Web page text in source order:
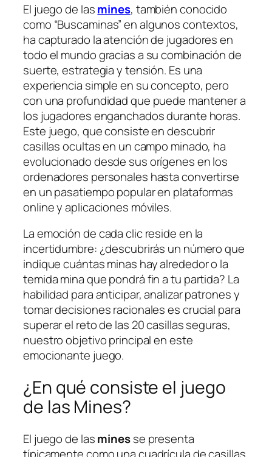
El juego de lasmines, también conocido
como “Buscaminas” en algunos contextos,
ha capturado la atención de jugadores en
todo el mundo gracias a su combinación de
suerte, estrategia y tensión. Es una
experiencia simple en su concepto, pero
con una profundidad que puede mantener a
los jugadores enganchados durante horas.
Este juego, que consiste en descubrir
casillas ocultas en un campo minado, ha
evolucionado desde sus orígenes en los
ordenadores personales hasta convertirse
en un pasatiempo popular en plataformas
online y aplicaciones móviles.
La emoción de cada clic reside en la
incertidumbre: ¿descubrirás un número que
indique cuántas minas hay alrededor o la
temida mina que pondrá fin a tu partida? La
habilidad para anticipar, analizar patrones y
tomar decisiones racionales es crucial para
superar el reto de las 20 casillas seguras,
nuestro objetivo principal en este
emocionante juego.
¿En qué consiste el juego
de las Mines?
El juego de lasminesse presenta
típicamente como una cuadrícula de casillas.